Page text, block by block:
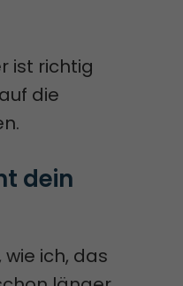
ist richtig
die
dein
wie ich, das